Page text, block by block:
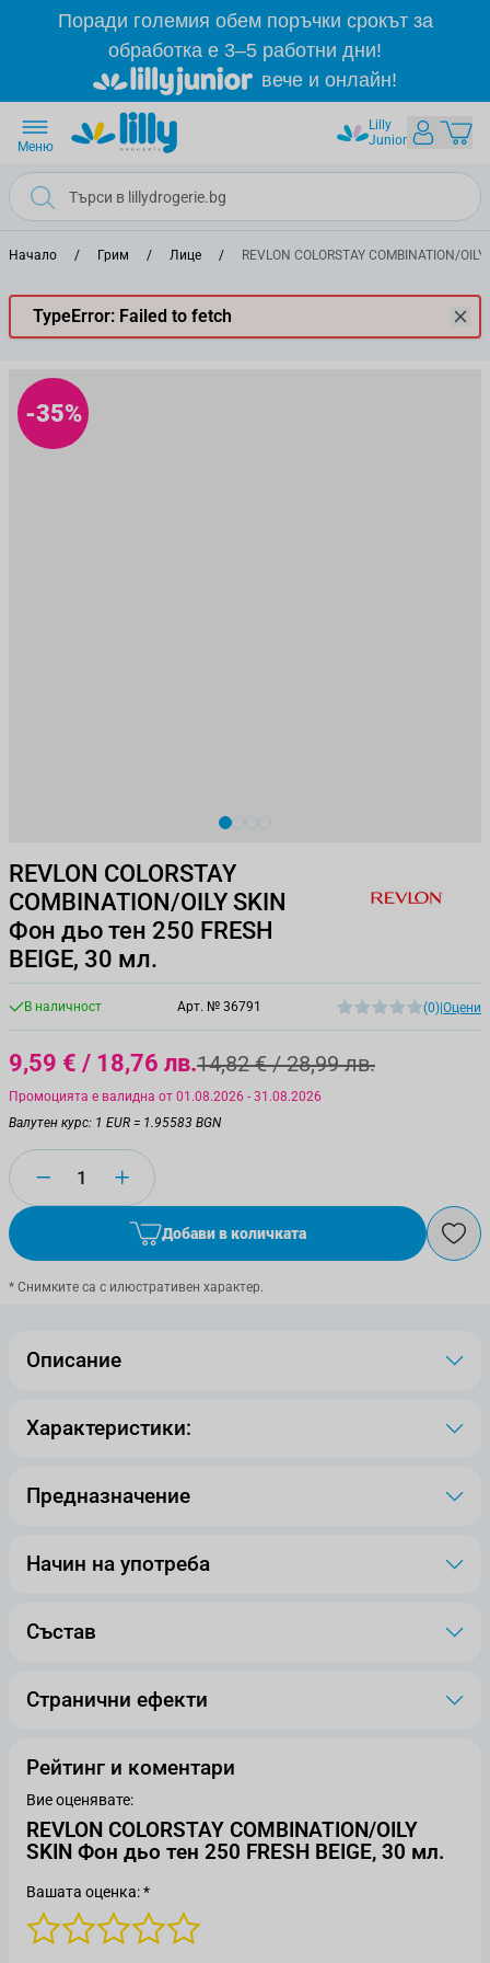
Прескачане към съдържанието
Поради големия обем поръчки срокът за
обработка е 3–5 работни дни!
вече и онлайн!
Lilly
Junior
Меню
Начало / Грим / Лице / REVLON COLORSTAY COMBINATION/
TypeError: Failed to fetch
-35%
View larger image
View larger image
View larger image
View larger image
REVLON COLORSTAY
COMBINATION/OILY SKIN
Фон дьо тен 250 FRESH
BEIGE, 30 мл.
В наличност Арт. № 36791 (0) Оцени
9,59 € / 18,76 лв.14,82 € / 28,99 лв.
Промоцията е валидна от 01.08.2026 - 31.08.2026
Валутен курс: 1 EUR = 1.95583 BGN
Количество
Добави в количката
* Снимките са с илюстративен характер.
Описание
Характеристики:
Предназначение
Начин на употреба
Състав
Странични ефекти
Рейтинг и коментари
Вие оценявате:
REVLON COLORSTAY COMBINATION/OILY
SKIN Фон дьо тен 250 FRESH BEIGE, 30 мл.
Вашата оценка: *